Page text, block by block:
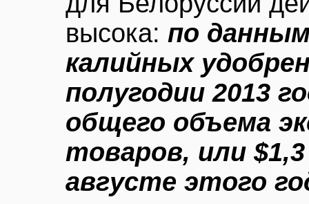
высока: по
калийных
полугодии 2013
общего объема
товаров, или
августе этого